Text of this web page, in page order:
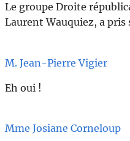
Le groupe Droite
Laurent Wauquiez, a pris
M. Jean-Pierre Vigier
Eh oui !
Mme Josiane Corneloup